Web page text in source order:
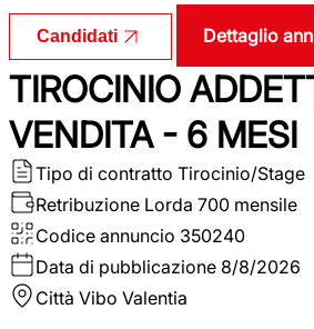
Candidati Dettaglio
TIROCINIO
VENDITA - 6 MESI
Tipo di contratto Tirocinio/Stage
Retribuzione Lorda 700 mensile
Codice annuncio 350240
Data di pubblicazione 8/8/2026
Città Vibo Valentia